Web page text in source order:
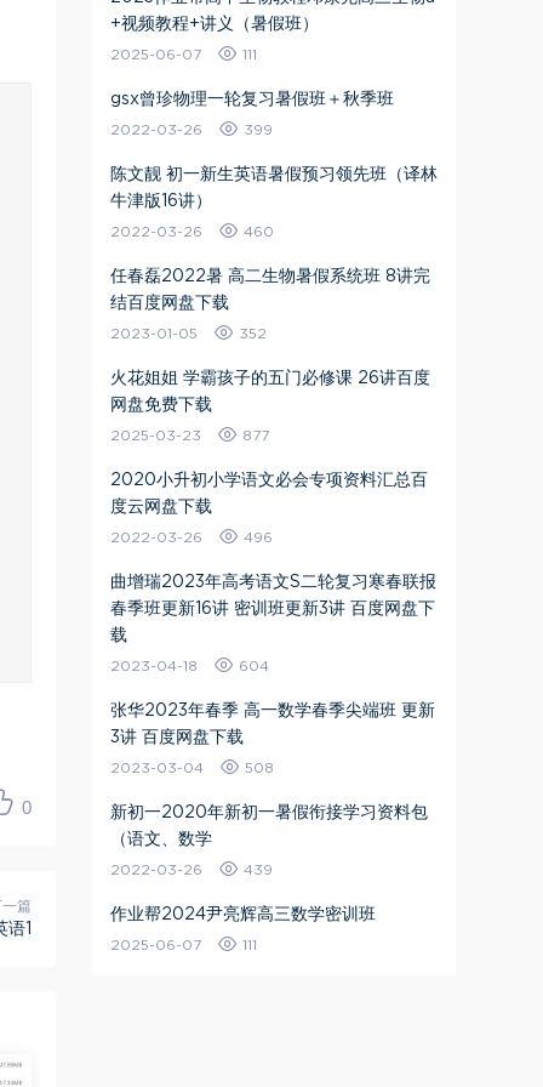
0
篇
语1
+视频教程+讲义（暑假班）
2025-06-07 111
gsx曾珍物理一轮复习暑假班＋秋季班
2022-03-26 399
陈文靓 初一新生英语暑假预习领先班（译林
牛津版16讲）
2022-03-26 460
任春磊2022暑 高二生物暑假系统班 8讲完
结百度网盘下载
2023-01-05 352
火花姐姐 学霸孩子的五门必修课 26讲百度
网盘免费下载
2025-03-23 877
2020小升初小学语文必会专项资料汇总百
度云网盘下载
2022-03-26 496
曲增瑞2023年高考语文S二轮复习寒春联报
春季班更新16讲 密训班更新3讲 百度网盘下
载
2023-04-18 604
张华2023年春季 高一数学春季尖端班 更新
3讲 百度网盘下载
2023-03-04 508
新初一2020年新初一暑假衔接学习资料包
（语文、数学
2022-03-26 439
作业帮2024尹亮辉高三数学密训班
2025-06-07 111